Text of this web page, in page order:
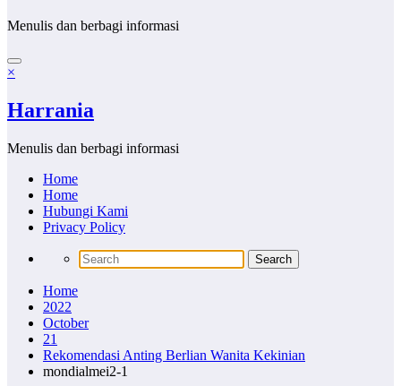
Menulis dan berbagi informasi
×
Harrania
Menulis dan berbagi informasi
Home
Home
Hubungi Kami
Privacy Policy
Home
2022
October
21
Rekomendasi Anting Berlian Wanita Kekinian
mondialmei2-1